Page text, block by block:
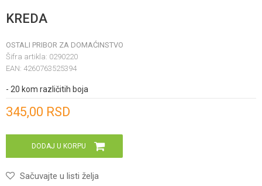
KREDA
OSTALI PRIBOR ZA DOMAĆINSTVO
Šifra artikla: 0290220
EAN: 4260763525394
- 20 kom različitih boja
345,00 RSD
DODAJ U KORPU
Sačuvajte u listi želja